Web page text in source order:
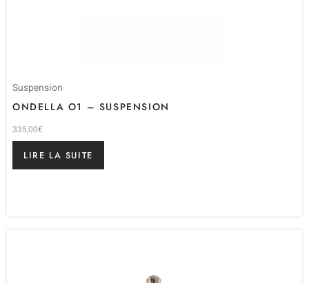
Suspension
ONDELLA O1 – SUSPENSION
335,00€
LIRE LA SUITE